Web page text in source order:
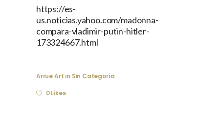
https://es-
us.noticias.yahoo.com/madonna-
compara-vladimir-putin-hitler-
173324667.html
Arrue Art in Sin Categoría
0 Likes